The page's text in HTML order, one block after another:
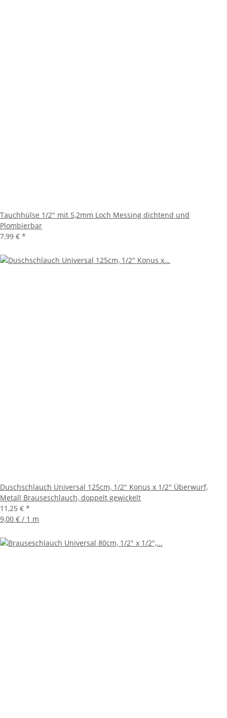
Tauchhülse 1/2" mit 5,2mm Loch Messing dichtend und
Plombierbar
7,99 € *
Duschschlauch Universal 125cm, 1/2" Konus x 1/2" Überwurf,
Metall Brauseschlauch, doppelt gewickelt
11,25 € *
9,00 € / 1 m